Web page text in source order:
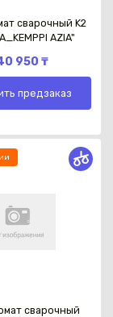
сварочный K2
AZIA"
950 ₸
предзаказ
сварочный